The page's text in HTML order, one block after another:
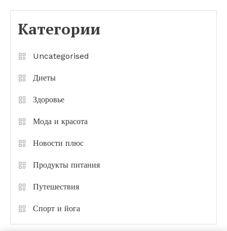
Категории
Uncategorised
Диеты
Здоровье
Мода и красота
Новости плюс
Продукты питания
Путешествия
Спорт и йога